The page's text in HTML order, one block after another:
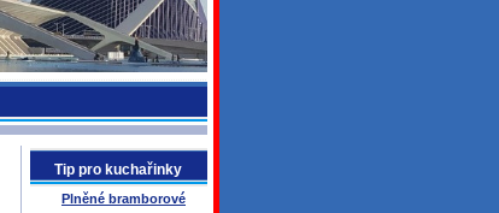
Tip pro kuchařinky
Plněné bramborové